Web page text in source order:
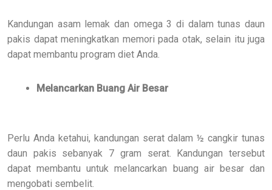
Kandungan asam lemak dan omega 3 di dalam tunas daun
pakis dapat meningkatkan memori pada otak, selain itu juga
dapat membantu program diet Anda.
Melancarkan Buang Air Besar
Perlu Anda ketahui, kandungan serat dalam ½ cangkir tunas
daun pakis sebanyak 7 gram serat. Kandungan tersebut
dapat membantu untuk melancarkan buang air besar dan
mengobati sembelit.